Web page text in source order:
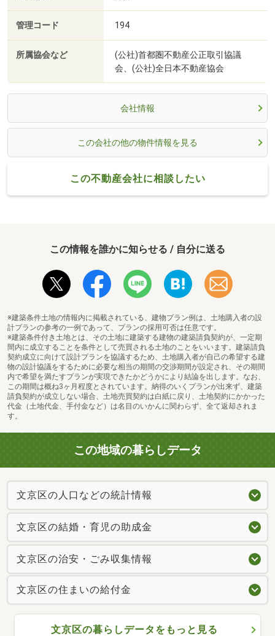
管理コード 194
所属協会など
(公社)首都圏不動産公正取引協議
会、(公社)全日本不動産協会
会社情報
この会社の他の物件情報を見る
この不動産会社に相談したい
この情報を誰かに知らせる / 自分に送る
※建築条件土地の情報内に掲載されている、建物プラン例は、土地購入者の設
計プランの参考の一例であって、プランの採用可否は任意です。
※建築条件付き土地とは、その土地に建築する建物の建築請負契約が、一定期
間内に成立することを条件として売買される土地のことをいいます。建築請負
契約成立に向けて設計プランを協議するため、土地購入者が自己の希望する建
物の設計協議をするために必要な相当の期間の交渉期間が設定され、その期間
内で希望を満たすプランが実現できたかどうかにより結論を出します。なお、
この期間は概ね3ヶ月程度とされています。納得のいくプランが出来ず、建築
請負契約が成立しない場合、土地売買契約は白紙に戻り、土地契約にかかった
代金（土地代金、手付金など）は名目のいかんに関わらず、全て返却されま
す。
この地域の暮らしデータ
文京区の人口などの統計情報
文京区の結婚・育児の助成金
文京区の治安・ごみ収集情報
文京区の住まいの給付金
文京区の暮らしデータをもっと見る